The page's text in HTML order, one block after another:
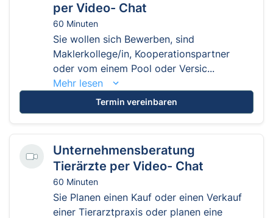
per Video- Chat
60 Minuten
Sie wollen sich Bewerben, sind
Maklerkollege/in, Kooperationspartner
oder vom einem Pool oder Versic...
Mehr lesen
Termin vereinbaren
Unternehmensberatung
Tierärzte per Video- Chat
60 Minuten
Sie Planen einen Kauf oder einen Verkauf
einer Tierarztpraxis oder planen eine